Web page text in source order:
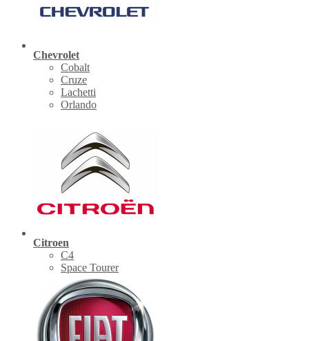
Chevrolet
Cobalt
Cruze
Lachetti
Orlando
Citroen
C4
Space Tourer